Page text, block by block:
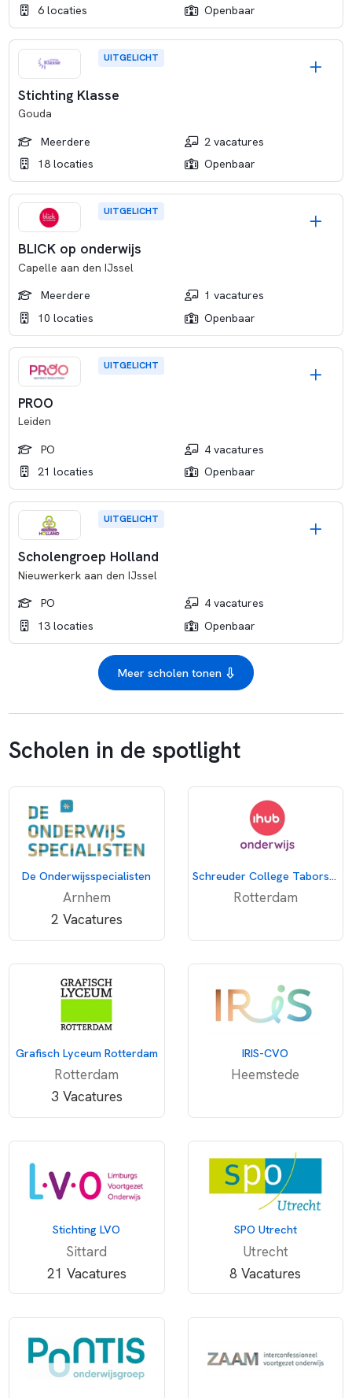
6 locaties Openbaar
UITGELICHT
Stichting Klasse
Gouda
Meerdere
2 vacatures
18 locaties
Openbaar
UITGELICHT
BLICK op onderwijs
Capelle aan den IJssel
Meerdere
1 vacatures
10 locaties
Openbaar
UITGELICHT
PROO
Leiden
PO
4 vacatures
21 locaties
Openbaar
UITGELICHT
Scholengroep Holland
Nieuwerkerk aan den IJssel
PO
4 vacatures
13 locaties
Openbaar
Meer scholen tonen
Scholen in de spotlight
De Onderwijsspecialisten
Arnhem
2 Vacatures
Schreuder College Taborstraat
Rotterdam
Grafisch Lyceum Rotterdam
Rotterdam
3 Vacatures
IRIS-CVO
Heemstede
Stichting LVO
Sittard
21 Vacatures
SPO Utrecht
Utrecht
8 Vacatures